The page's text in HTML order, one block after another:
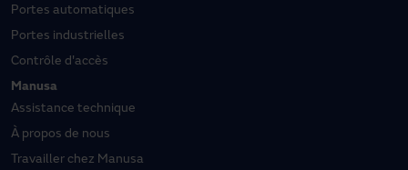
Portes automatiques
Portes industrielles
Contrôle d'accès
Manusa
Assistance technique
À propos de nous
Travailler chez Manusa